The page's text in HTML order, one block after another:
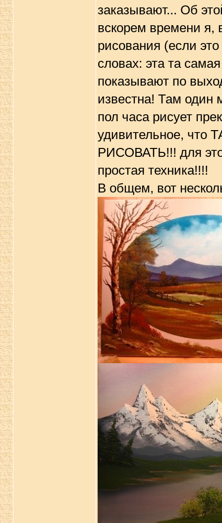
заказывают... Об
вскорем времени я,
рисования (если это
словах: эта та
показывают по
известна! Там один
пол часа рисует
удивительное,
РИСОВАТЬ!!! для
простая техника!!!!
В общем, вот